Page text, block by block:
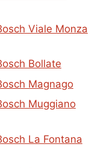
Viale Monza
Bollate
Magnago
Muggiano
La Fontana